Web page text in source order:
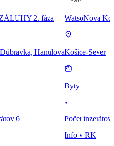
2. fáza
Hanulova
6
WatsoNova
Košice-Sever
Byty
Počet inzerátov
Info v RK